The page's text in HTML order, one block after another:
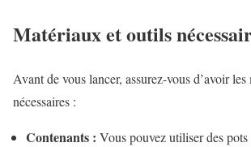
Matériaux et outils
Avant de vous lancer, assurez-vous d’avoir
nécessaires :
Contenants : Vous pouvez utiliser des pots